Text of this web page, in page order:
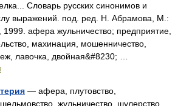
Словарь русских синонимов и
выражений. под. ред. Н. Абрамова, М.:
1999. афера жульничество; предприятие,
махинация, мошенничество,
лавочка, двойная&#8230; …
— афера, плутовство,
жульничество, шулерство